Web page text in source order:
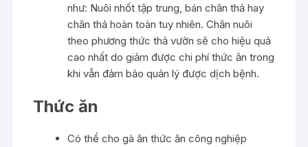
như: Nuôi nhốt tập trung, bán chăn thả hay
chăn thả hoàn toàn tuy nhiên. Chăn nuôi
theo phương thức thả vườn sẽ cho hiệu quả
cao nhất do giảm được chi phí thức ăn trong
khi vẫn đảm bảo quản lý được dịch bệnh.
Thức ăn
Có thể cho gà ăn thức ăn công nghiệp